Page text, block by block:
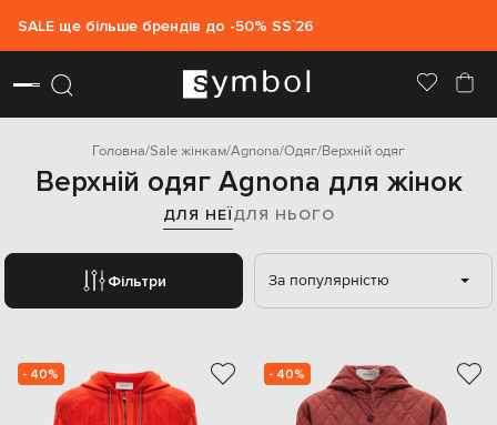
SALE ще більше брендів до -50% SS`26
Головна Sale жінкам Agnona Одяг Верхній одяг
Верхній одяг Agnona для жінок
ДЛЯ НЕЇДЛЯ НЬОГО
Фільтри За популярністю
- 40% - 40%